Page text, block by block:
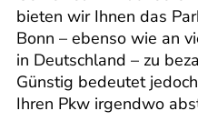
bieten wir Ihnen das
Bonn – ebenso wie an
in Deutschland – zu
Günstig bedeutet
Ihren Pkw irgendwo